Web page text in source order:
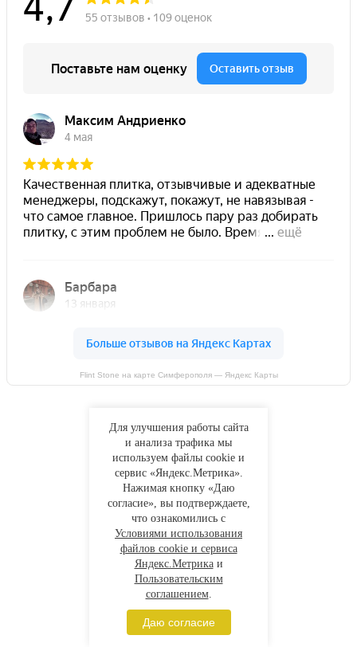
Flint Stone на карте Симферополя — Яндекс Карты
Для улучшения работы сайта
и анализа трафика мы
используем файлы cookie и
сервис «Яндекс.Метрика».
Нажимая кнопку «Даю
согласие», вы подтверждаете,
что ознакомились с
Условиями использования
файлов cookie и сервиса
Яндекс.Метрикаи
Пользовательским
соглашением.
Даю согласие